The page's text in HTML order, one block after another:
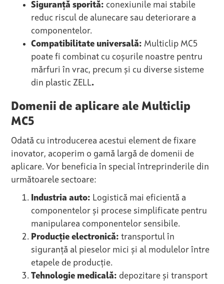
Siguranță sporită: conexiunile mai stabile
reduc riscul de alunecare sau deteriorare a
componentelor.
Compatibilitate universală: Multiclip MC5
poate fi combinat cu coșurile noastre pentru
mărfuri în vrac, precum și cu diverse sisteme
din plastic ZELL.
Domenii de aplicare ale Multiclip
MC5
Odată cu introducerea acestui element de fixare
inovator, acoperim o gamă largă de domenii de
aplicare. Vor beneficia în special întreprinderile din
următoarele sectoare:
Industria auto: Logistică mai eficientă a
componentelor și procese simplificate pentru
manipularea componentelor sensibile.
Producție electronică: transportul în
siguranță al pieselor mici și al modulelor între
etapele de producție.
Tehnologie medicală: depozitare și transport